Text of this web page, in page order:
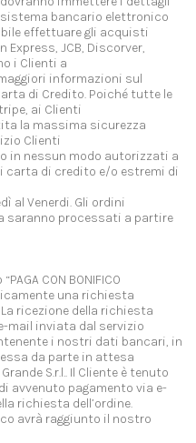
bancario elettronico
effettuare gli acquisti
JCB, Discorver,
i Clienti a
informazioni sul
di Credito. Poiché tutte le
ai Clienti
la massima sicurezza
Clienti
in nessun modo autorizzati a
carta di credito e/o estremi di
al Venerdi. Gli ordini
processati a partire
CON BONIFICO
una richiesta
ricezione della richiesta
mail inviata dal servizio
i nostri dati bancari, in
da parte in attesa
S.r.l.. Il Cliente è tenuto
avvenuto pagamento via e-
richiesta dell’ordine.
avrà raggiunto il nostro